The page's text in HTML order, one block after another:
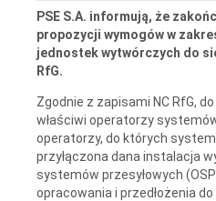
PSE S.A. informują, że
propozycji wymogów w
jednostek wytwórczych do
RfG.
Zgodnie z zapisami NC RfG,
właściwi operatorzy
operatorzy, do których
przyłączona dana instalacja
systemów przesyłowych
opracowania i przedłożenia